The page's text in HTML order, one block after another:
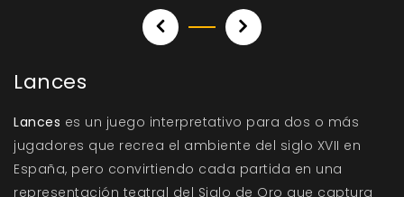
Lances
Lances es un juego interpretativo para dos o más
jugadores que recrea el ambiente del siglo XVII en
España, pero convirtiendo cada partida en una
representación teatral del Siglo de Oro que captura